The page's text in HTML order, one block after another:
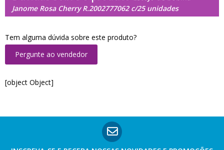
Janome Rosa Cherry R.2002777062 c/25 unidades
Tem alguma dúvida sobre este produto?
Pergunte ao vendedor
[object Object]